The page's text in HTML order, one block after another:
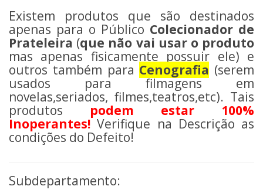
Existem produtos que são destinados
apenas para o Público Colecionador de
Prateleira (que não vai usar o produto
mas apenas fisicamente possuir ele) e
outros também para Cenografia (serem
usados para filmagens em
novelas,seriados, filmes,teatros,etc). Tais
produtos podem estar 100%
Inoperantes! Verifique na Descrição as
condições do Defeito!
Subdepartamento: